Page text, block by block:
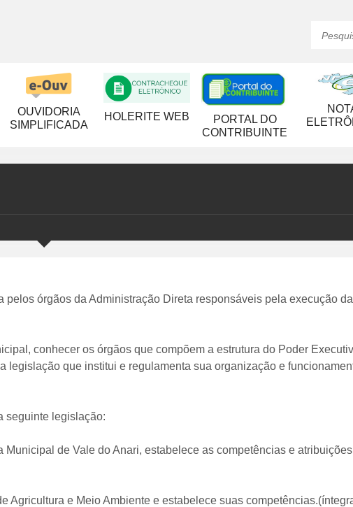
OUVIDORIA
SIMPLIFICADA
HOLERITE WEB
PORTAL DO
CONTRIBUINTE
órgãos da Administração Direta responsáveis pela execução
conhecer os órgãos que compõem a estrutura do Poder
que institui e regulamenta sua organização e
seguinte legislação:
de Vale do Anari, estabelece as competências e
Agricultura e Meio Ambiente e estabelece suas